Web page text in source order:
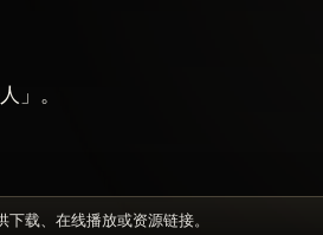
」。
载、在线播放或资源链接。